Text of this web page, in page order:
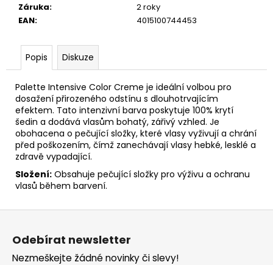
Záruka:
2 roky
EAN: 4015100744453
Popis Diskuze
Palette Intensive Color Creme je ideální volbou pro
dosažení přirozeného odstínu s dlouhotrvajícím
efektem. Tato intenzivní barva poskytuje 100% krytí
šedin a dodává vlasům bohatý, zářivý vzhled. Je
obohacena o pečující složky, které vlasy vyživují a chrání
před poškozením, čímž zanechávají vlasy hebké, lesklé a
zdravě vypadající.
Složení: Obsahuje pečující složky pro výživu a ochranu
vlasů během barvení.
Z
Odebírat newsletter
Nezmeškejte žádné novinky či slevy!